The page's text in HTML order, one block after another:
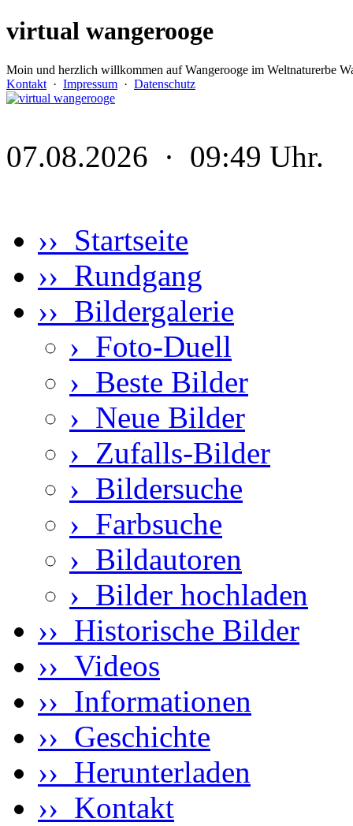
virtual wangerooge
Moin und herzlich willkommen auf Wangerooge im Weltnaturerbe
Kontakt · Impressum · Datenschutz
07.08.2026 · 09:49 Uhr.
›› Startseite
›› Rundgang
›› Bildergalerie
› Foto-Duell
› Beste Bilder
› Neue Bilder
› Zufalls-Bilder
› Bildersuche
› Farbsuche
› Bildautoren
› Bilder hochladen
›› Historische Bilder
›› Videos
›› Informationen
›› Geschichte
›› Herunterladen
›› Kontakt